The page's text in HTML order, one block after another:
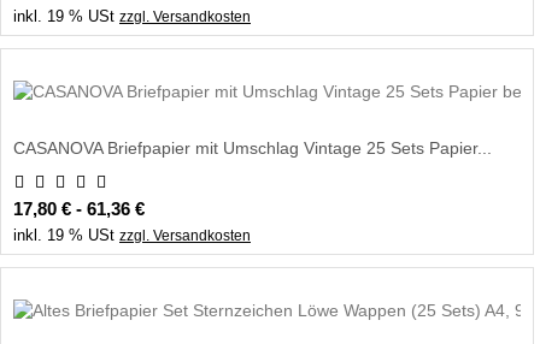
inkl. 19 % USt zzgl. Versandkosten
CASANOVA Briefpapier mit Umschlag Vintage 25 Sets Papier...
17,80 € - 61,36 €
inkl. 19 % USt zzgl. Versandkosten